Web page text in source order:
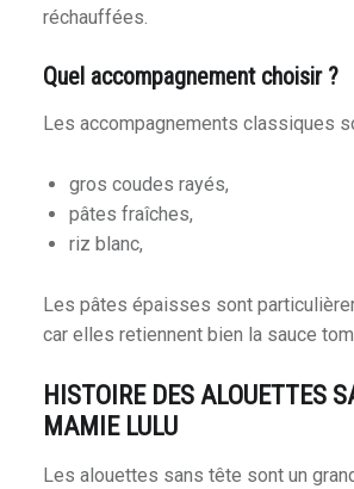
réchauffées.
Quel accompagnement choisir ?
Les accompagnements classiques
gros coudes rayés,
pâtes fraîches,
riz blanc,
Les pâtes épaisses sont
car elles retiennent bien la sauce
HISTOIRE DES ALOUETTES
MAMIE LULU
Les alouettes sans tête sont un